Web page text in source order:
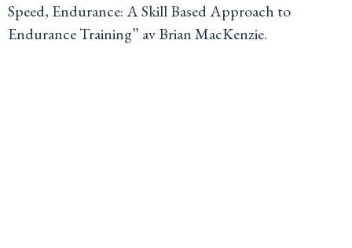
Speed, Endurance: A Skill Based Approach to
Endurance Training” av Brian MacKenzie.